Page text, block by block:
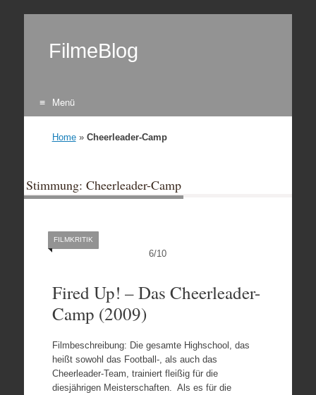
FilmeBlog
Menü
Home» Cheerleader-Camp
Stimmung: Cheerleader-Camp
6/10
FILMKRITIK
Fired Up! – Das Cheerleader-
Camp (2009)
Filmbeschreibung: Die gesamte Highschool, das
heißt sowohl das Football-, als auch das
Cheerleader-Team, trainiert fleißig für die
diesjährigen Meisterschaften. Als es für die